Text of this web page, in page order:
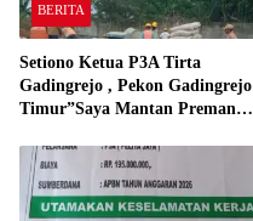
BERITA
Setiono Ketua P3A Tirta
Gadingrejo , Pekon Gadingrejo
Timur”Saya Mantan Preman
Gadingrejo Tahun 2000″